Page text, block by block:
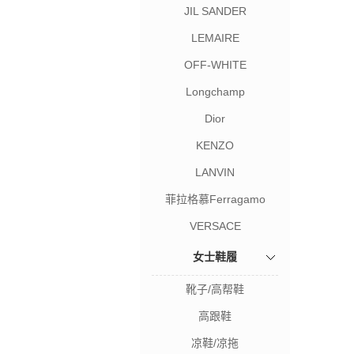
JIL SANDER
LEMAIRE
OFF-WHITE
Longchamp
Dior
KENZO
LANVIN
菲拉格慕Ferragamo
VERSACE
女士鞋履
靴子/高帮鞋
高跟鞋
凉鞋/凉拖